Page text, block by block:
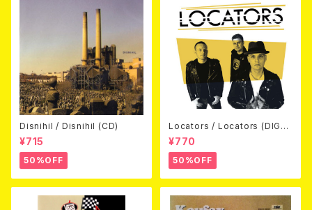
Disnihil / Disnihil (CD)
¥715
50%OFF
Locators / Locators (DIGPA
CK CD)
¥770
50%OFF